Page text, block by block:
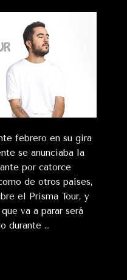
febrero en su gira
se anunciaba la
por catorce
de otros países,
el Prisma Tour, y
va a parar será
durante …